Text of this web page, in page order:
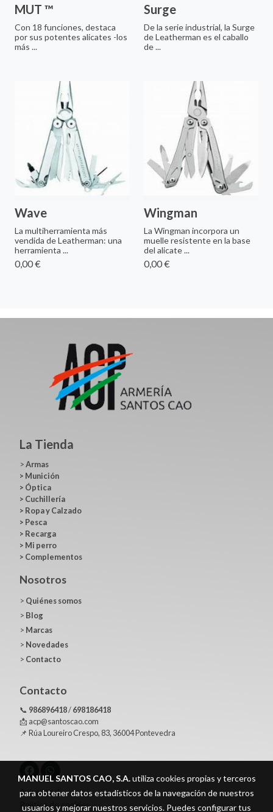
MUT ™
Con 18 funciones, destaca
por sus potentes alicates -los
más ...
Surge
De la serie industrial, la Surge
de Leatherman es el caballo
de ...
Wave
La multiherramienta más
vendida de Leatherman: una
herramienta ...
0,00 €
Wingman
La Wingman incorpora un
muelle resistente en la base
del alicate ...
0,00 €
La Tienda
>Armas
> Munición
> Óptica
> Cuchillería
> Ropa y Calzado
> Pesca
> Recarga
> Mi perro
> Complementos
Nosotros
> Quiénes somos
> Blog
> Marcas
> Novedades
> Contacto
Contacto
📞 986896418/698186418
📩 acp@santoscao.com
📌 Rúa Loureiro Crespo, 83, 36004 Pontevedra
Aviso legal
Política de cookies
MANUEL SANTOS CAO, S.A.utiliza cookies propias y terceros
para obtener datos estadísticos de la navegación de nuestros
usuarios y mejorar nuestros servicios. Puedes configurar tus